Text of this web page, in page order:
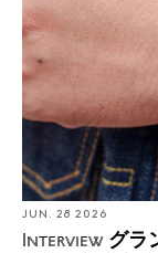
JUN. 28 2026
Interviewグラ